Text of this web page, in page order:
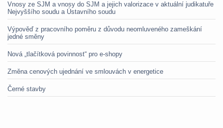
Vnosy ze SJM a vnosy do SJM a jejich valorizace v aktuální judikatuře
Nejvyššího soudu a Ústavního soudu
Výpověď z pracovního poměru z důvodu neomluveného zameškání
jedné směny
Nová „tlačítková povinnost“ pro e-shopy
Změna cenových ujednání ve smlouvách v energetice
Černé stavby